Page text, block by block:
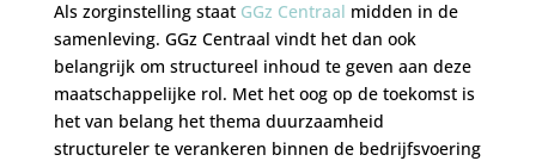
Als zorginstelling staat GGz Centraal midden in de
samenleving. GGz Centraal vindt het dan ook
belangrijk om structureel inhoud te geven aan deze
maatschappelijke rol. Met het oog op de toekomst is
het van belang het thema duurzaamheid
structureler te verankeren binnen de bedrijfsvoering